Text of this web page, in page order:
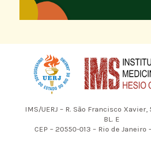
IMS/UERJ – R. São Francisco Xavier,
BL. E
CEP – 20550-013 – Rio de Janeiro